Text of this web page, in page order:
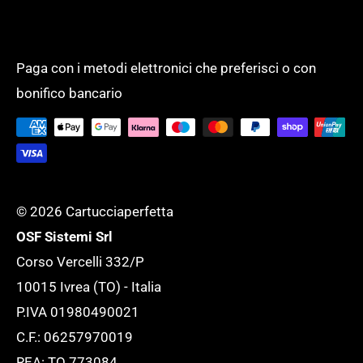
completo di oltre 50.000 prodotti per
supportare l'ufficio ed adattarlo ad ogni
esigenza.
SERVIZI GENERALI
Tempi di evasione
Tutte le novità
Paga con i metodi elettronici che preferisci o con
bonifico bancario
© 2026 Cartucciaperfetta
OSF Sistemi Srl
Corso Vercelli 332/P
10015 Ivrea (TO) - Italia
P.IVA 01980490021
C.F.: 06257970019